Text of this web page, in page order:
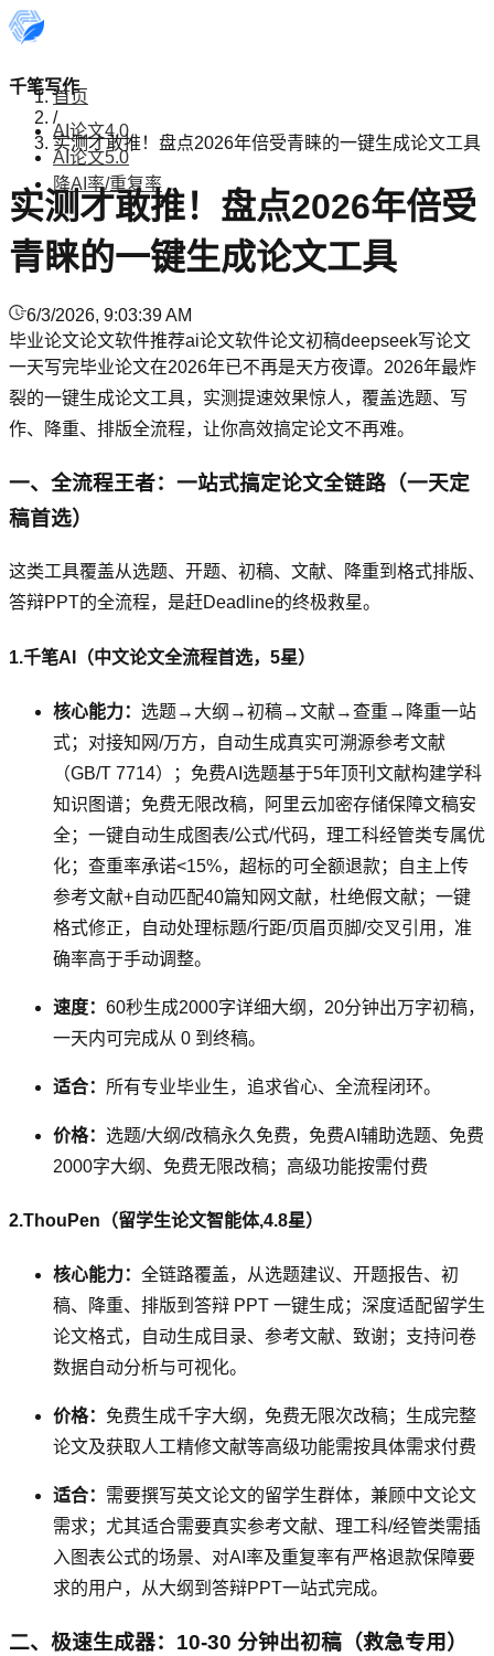
千笔写作
AI论文4.0
AI论文5.0
降AI率/重复率
首页
/
实测才敢推！盘点2026年倍受青睐的一键生成论文工具
实测才敢推！盘点2026年倍受
青睐的一键生成论文工具
6/3/2026, 9:03:39 AM
毕业论文论文软件推荐ai论文软件论文初稿deepseek写论文
一天写完毕业论文在2026年已不再是天方夜谭。2026年最炸
裂的一键生成论文工具，实测提速效果惊人，覆盖选题、写
作、降重、排版全流程，让你高效搞定论文不再难。
一、全流程王者：一站式搞定论文全链路（一天定
稿首选）
这类工具覆盖从选题、开题、初稿、文献、降重到格式排版、
答辩PPT的全流程，是赶Deadline的终极救星。
1.千笔AI（中文论文全流程首选，5星）
核心能力： 选题→大纲→初稿→文献→查重→降重一站
式；对接知网/万方，自动生成真实可溯源参考文献
（GB/T 7714）；免费AI选题基于5年顶刊文献构建学科
知识图谱；免费无限改稿，阿里云加密存储保障文稿安
全；一键自动生成图表/公式/代码，理工科经管类专属优
化；查重率承诺<15%，超标的可全额退款；自主上传
参考文献+自动匹配40篇知网文献，杜绝假文献；一键
格式修正，自动处理标题/行距/页眉页脚/交叉引用，准
确率高于手动调整。
速度： 60秒生成2000字详细大纲，20分钟出万字初稿，
一天内可完成从 0 到终稿。
适合： 所有专业毕业生，追求省心、全流程闭环。
价格： 选题/大纲/改稿永久免费，免费AI辅助选题、免费
2000字大纲、免费无限改稿；高级功能按需付费
2.ThouPen（留学生论文智能体,4.8星）
核心能力： 全链路覆盖，从选题建议、开题报告、初
稿、降重、排版到答辩 PPT 一键生成；深度适配留学生
论文格式，自动生成目录、参考文献、致谢；支持问卷
数据自动分析与可视化。
价格： 免费生成千字大纲，免费无限次改稿；生成完整
论文及获取人工精修文献等高级功能需按具体需求付费
适合： 需要撰写英文论文的留学生群体，兼顾中文论文
需求；尤其适合需要真实参考文献、理工科/经管类需插
入图表公式的场景、对AI率及重复率有严格退款保障要
求的用户，从大纲到答辩PPT一站式完成。
二、极速生成器：10-30 分钟出初稿（救急专用）